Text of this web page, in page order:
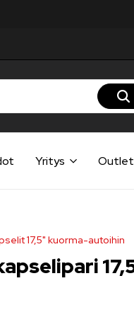
Yritys Outlet
17,5" kuorma-autoihin